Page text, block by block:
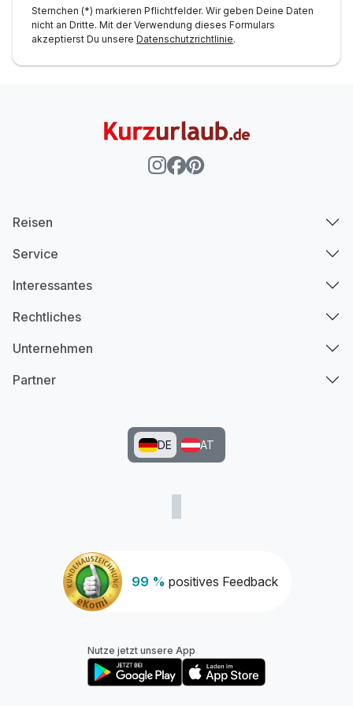
Sternchen (*) markieren Pflichtfelder. Wir geben Deine Daten
nicht an Dritte. Mit der Verwendung dieses Formulars
akzeptierst Du unsere Datenschutzrichtlinie.
99 % positives Feedback
Reisen
Service
Interessantes
Rechtliches
Unternehmen
Partner
DE AT
Nutze jetzt unsere App